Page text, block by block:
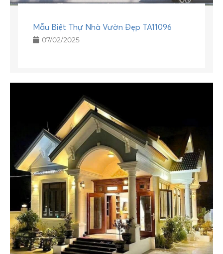
Mẫu Biệt Thự Nhà Vườn Đẹp TA11096
07/02/2025